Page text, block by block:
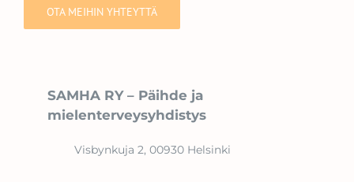
OTA MEIHIN YHTEYTTÄ
SAMHA RY – Päihde ja
mielenterveysyhdistys
Visbynkuja 2, 00930 Helsinki